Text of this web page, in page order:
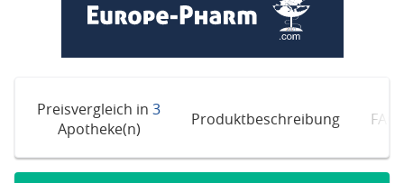
Preisvergleich in 3
Apotheke(n)
Produktbeschreibung FAQ